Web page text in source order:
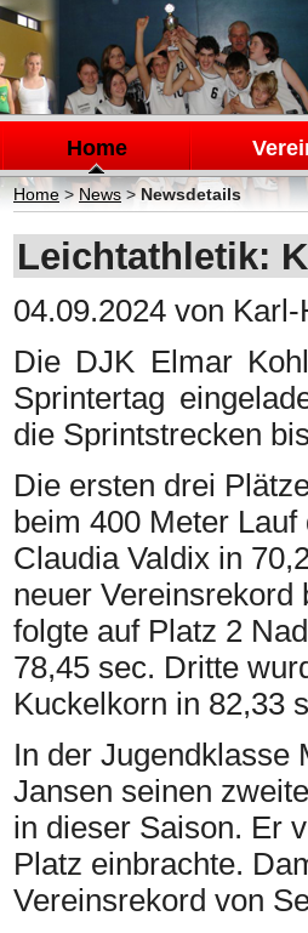
Navigation
überspringen
Home
Home> News>Newsdetails
Leichtathletik:
04.09.2024 von
Die DJK Elmar
Sprintertag
die Sprintstrecken
Die ersten drei
beim 400 Meter
Claudia Valdix in
neuer Vereinsrekord
folgte auf Platz 2
78,45 sec. Dritte
Kuckelkorn in 82,33
In der Jugendklasse
Jansen seinen
in dieser Saison. Er
Platz einbrachte.
Vereinsrekord von